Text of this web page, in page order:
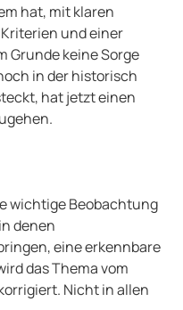
hat, mit klaren
und einer
Grunde keine Sorge
in der historisch
hat jetzt einen
wichtige Beobachtung
denen
eine erkennbare
das Thema vom
Nicht in allen